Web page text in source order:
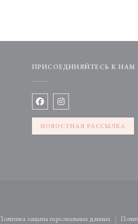
ПРИСОЕДИНЯЙТЕСЬ К НАМ
Facebook ((открывается в
Instagram
НОВОСТНАЯ РАССЫЛКА
защиты персональных данных